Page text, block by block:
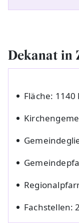
Dekanat in
Fläche: 1140
Fachstellen: 2